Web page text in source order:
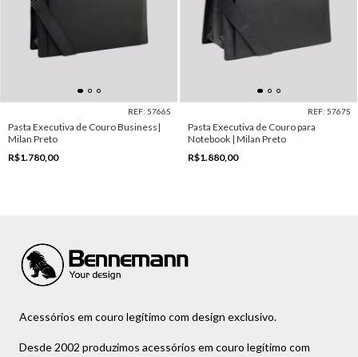
REF: 5766S
Pasta Executiva de Couro Business|
Milan Preto
R$1.780,00
REF: 5767S
Pasta Executiva de Couro para
Notebook | Milan Preto
R$1.880,00
Acessórios em couro legítimo com design exclusivo.
Desde 2002 produzimos acessórios em couro legítimo com